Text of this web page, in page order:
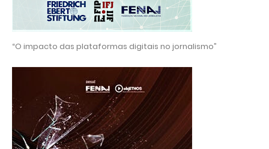
“O impacto das plataformas digitais no jornalismo”